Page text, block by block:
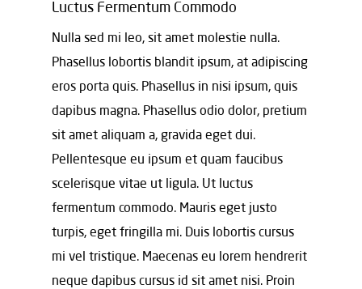
Luctus Fermentum Commodo
Nulla sed mi leo, sit amet molestie nulla.
Phasellus lobortis blandit ipsum, at adipiscing
eros porta quis. Phasellus in nisi ipsum, quis
dapibus magna. Phasellus odio dolor, pretium
sit amet aliquam a, gravida eget dui.
Pellentesque eu ipsum et quam faucibus
scelerisque vitae ut ligula. Ut luctus
fermentum commodo. Mauris eget justo
turpis, eget fringilla mi. Duis lobortis cursus
mi vel tristique. Maecenas eu lorem hendrerit
neque dapibus cursus id sit amet nisi. Proin